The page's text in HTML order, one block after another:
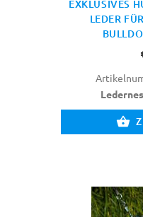
EXKLUSIVES
LEDER